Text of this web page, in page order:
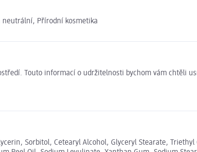
neutrální, Přírodní kosmetika
Touto informací o udržitelnosti bychom vám chtěli
Sorbitol, Cetearyl Alcohol, Glyceryl Stearate,